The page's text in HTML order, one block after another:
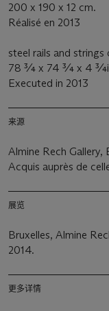
200 x 190 x 12 cm.
Réalisé en 2013
steel rails and strings
78 ¾ x 74 ¾ x 4
Executed in 2013
来源
Almine Rech Gallery,
Acquis auprès de
展览
Bruxelles, Almine
2014.
更多详情